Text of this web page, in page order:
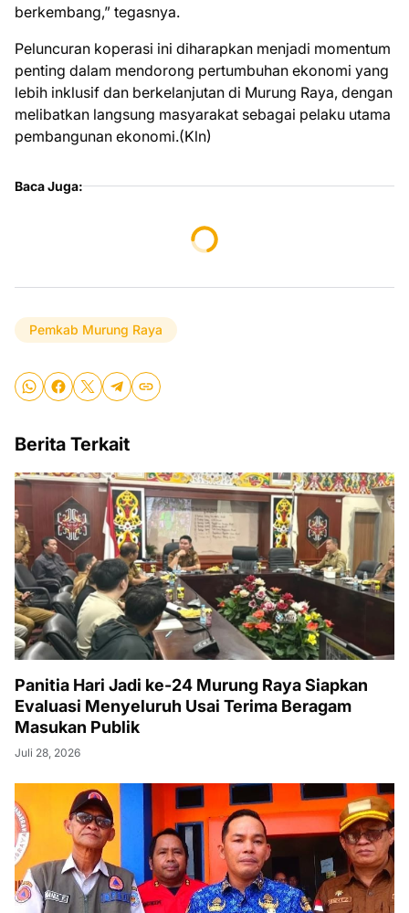
berkembang,” tegasnya.
Peluncuran koperasi ini diharapkan menjadi momentum
penting dalam mendorong pertumbuhan ekonomi yang
lebih inklusif dan berkelanjutan di Murung Raya, dengan
melibatkan langsung masyarakat sebagai pelaku utama
pembangunan ekonomi.(Kln)
Baca Juga:
Pemkab Murung Raya
Berita Terkait
Panitia Hari Jadi ke-24 Murung Raya Siapkan
Evaluasi Menyeluruh Usai Terima Beragam
Masukan Publik
Juli 28, 2026